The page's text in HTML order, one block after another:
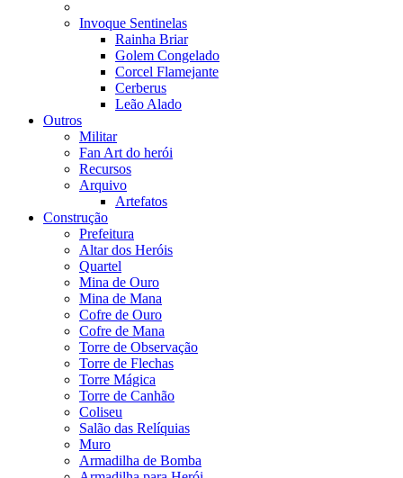
Invoque Sentinelas
Rainha Briar
Golem Congelado
Corcel Flamejante
Cerberus
Leão Alado
Outros
Militar
Fan Art do herói
Recursos
Arquivo
Artefatos
Construção
Prefeitura
Altar dos Heróis
Quartel
Mina de Ouro
Mina de Mana
Cofre de Ouro
Cofre de Mana
Torre de Observação
Torre de Flechas
Torre Mágica
Torre de Canhão
Coliseu
Salão das Relíquias
Muro
Armadilha de Bomba